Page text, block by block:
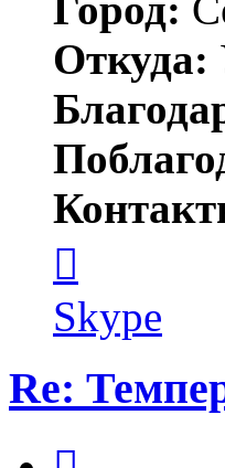
Город:
Откуда:
пользователя
АлиБаба
Skype
Re: